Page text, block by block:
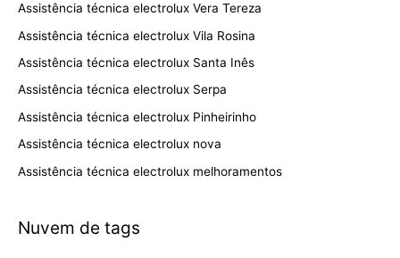
Assistência técnica electrolux Vera Tereza
Assistência técnica electrolux Vila Rosina
Assistência técnica electrolux Santa Inês
Assistência técnica electrolux Serpa
Assistência técnica electrolux Pinheirinho
Assistência técnica electrolux nova
Assistência técnica electrolux melhoramentos
Nuvem de tags